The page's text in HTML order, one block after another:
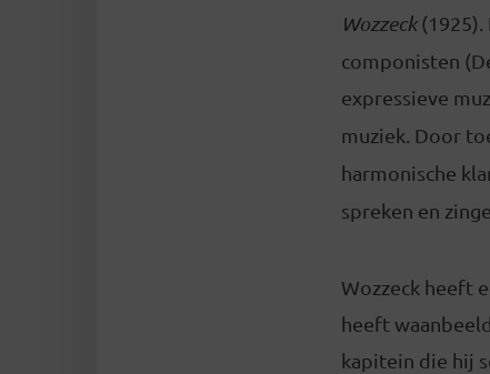
Wozzeck(1925).
componisten
expressieve
muziek. Door
harmonische
spreken en
Wozzeck heeft
heeft
kapitein die hij